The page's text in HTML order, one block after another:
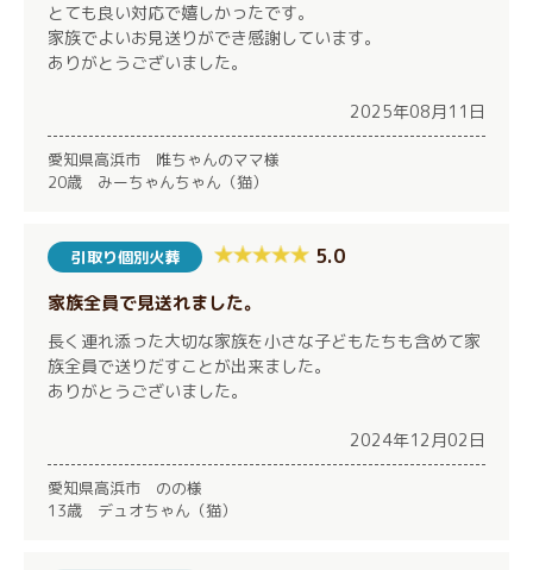
とても良い対応で嬉しかったです。
家族でよいお見送りができ感謝しています。
ありがとうございました。
2025年08月11日
愛知県高浜市 唯ちゃんのママ様
20歳 みーちゃんちゃん（猫）
引取り個別火葬 5.0
家族全員で見送れました。
長く連れ添った大切な家族を小さな子どもたちも含めて家
族全員で送りだすことが出来ました。
ありがとうございました。
2024年12月02日
愛知県高浜市 のの様
13歳 デュオちゃん（猫）